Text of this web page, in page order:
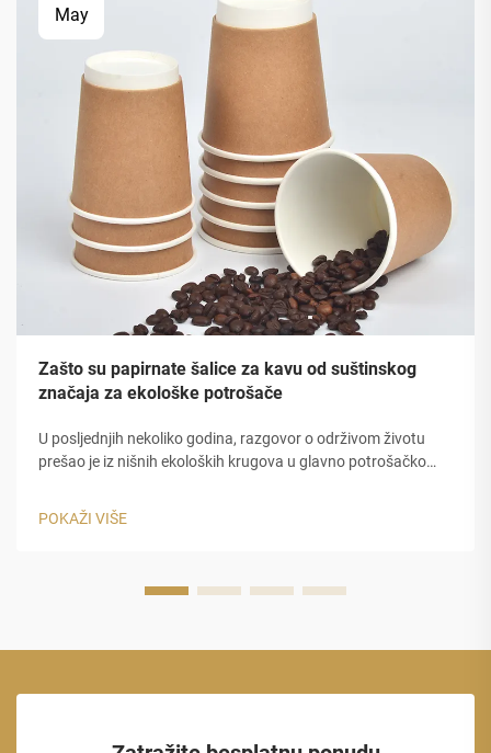
May
Zašto su papirnate šalice za kavu od suštinskog
značaja za ekološke potrošače
U posljednjih nekoliko godina, razgovor o održivom životu
prešao je iz nišnih ekoloških krugova u glavno potrošačko
izborima koje ljudi čine o svom svakodnevnom kavom.
POKAŽI VIŠE